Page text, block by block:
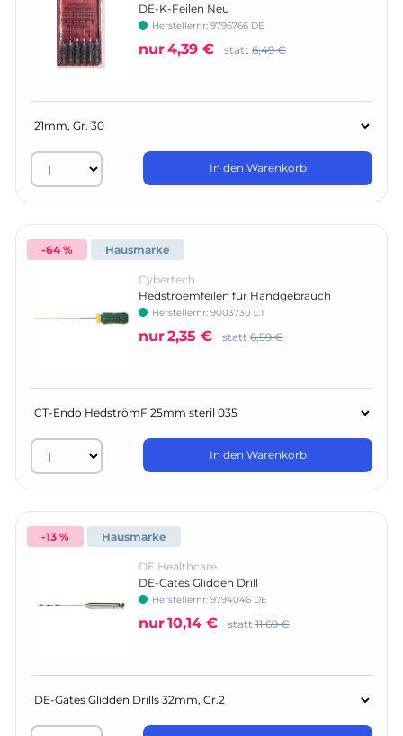
DE-K-Feilen Neu
Herstellernr: 9796766 DE
nur4,39 € statt 6,49 €
In den Warenkorb
-64 % Hausmarke
Cybertech
Hedstroemfeilen für Handgebrauch
Herstellernr: 9003730 CT
nur2,35 € statt 6,59 €
In den Warenkorb
-13 % Hausmarke
DE Healthcare
DE-Gates Glidden Drill
Herstellernr: 9794046 DE
nur10,14 € statt 11,69 €